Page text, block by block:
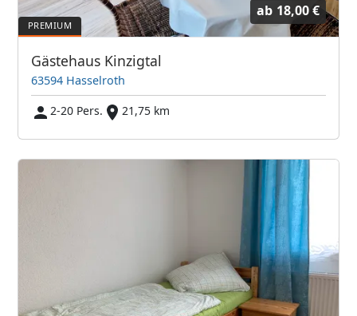
ab 18,00 €
Gästehaus Kinzigtal
63594 Hasselroth
2-20 Pers.
21,75 km